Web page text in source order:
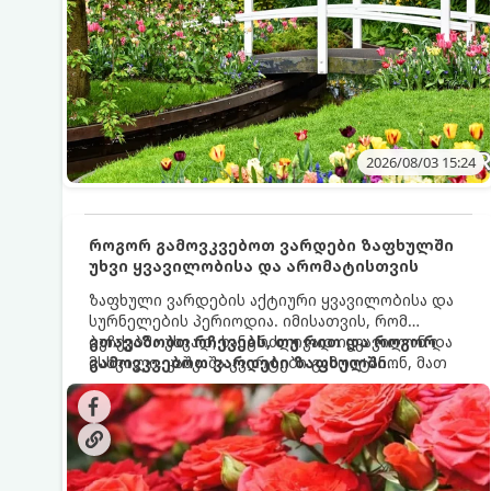
2026/08/03 15:24
როგორ გამოვკვებოთ ვარდები ზაფხულში
უხვი ყვავილობისა და არომატისთვის
ზაფხული ვარდების აქტიური ყვავილობისა და
სურნელების პერიოდია. იმისათვის, რომ
ბუჩქებმა უხვად, ხანგრძლივად იყვავილონ და
მსხვილი, კაშკაშა კვირტები გამოიტანონ, მათ
რეგულარული და სწორი გამოკვება
სჭირდებათ. ზაფხულის პერიოდში მცენარის
მოთხოვნილებები იცვლება, ამიტომ
მნიშვნელოვანია ვიცოდეთ, რომელი სასუქები
გამოიყენება ამ დროს.
გთავაზობთ რჩევებს, თუ რით და როგორ
გამოვკვებოთ ვარდები ზაფხულში
საუკეთესო შედეგის მისაღწევად: